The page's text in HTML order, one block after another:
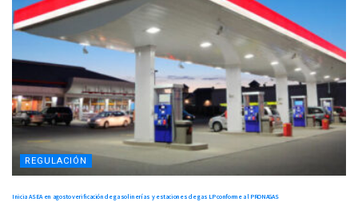
REGULACIÓN
Inicia ASEA en agosto verificación de gasolinerías y estaciones de gas LP conforme al PRONAGAS